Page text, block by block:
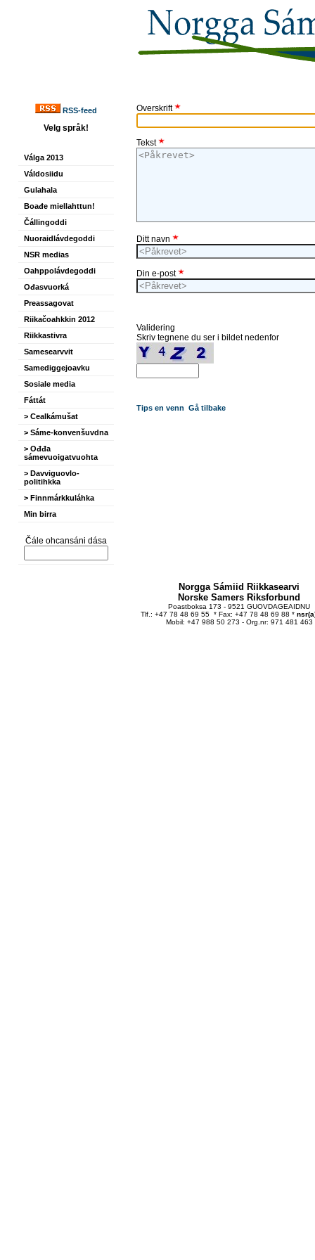
RSS-feed
Velg språk!
Válga 2013
Váldosiidu
Gulahala
Boađe miellahttun!
Čállingoddi
Nuoraidlávdegoddi
NSR medias
Oahppolávdegoddi
Ođasvuorká
Preassagovat
Riikačoahkkin 2012
Riikkastivra
Samesearvvit
Samediggejoavku
Sosiale media
Fáttát
> Cealkámušat
> Sáme-konvenšuvdna
> Ođđa
sámevuoigatvuohta
> Davviguovlo-
politihkka
> Finnmárkkuláhka
Min birra
Čále ohcansáni dása
Overskrift
Tekst
Ditt navn
Din e-post
Validering
Skriv tegnene du ser i bildet nedenfor
Tips en venn Gå tilbake
Norgga Sámiid Riikkasearvi
Norske Samers Riksforbund
Poastboksa 173 - 9521 GUOVDAGEAIDNU
Tlf.: +47 78 48 69 55 * Fax: +47 78 48 69 88 *
Mobil: +47 988 50 273 - Org.nr: 971 481 463